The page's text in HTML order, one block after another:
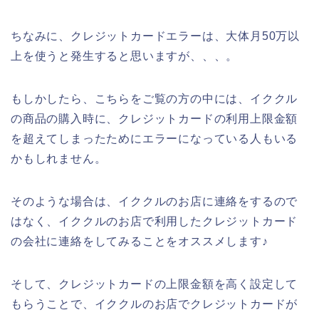
ちなみに、クレジットカードエラーは、大体月50万以
上を使うと発生すると思いますが、、、。
もしかしたら、こちらをご覧の方の中には、イククル
の商品の購入時に、クレジットカードの利用上限金額
を超えてしまったためにエラーになっている人もいる
かもしれません。
そのような場合は、イククルのお店に連絡をするので
はなく、イククルのお店で利用したクレジットカード
の会社に連絡をしてみることをオススメします♪
そして、クレジットカードの上限金額を高く設定して
もらうことで、イククルのお店でクレジットカードが